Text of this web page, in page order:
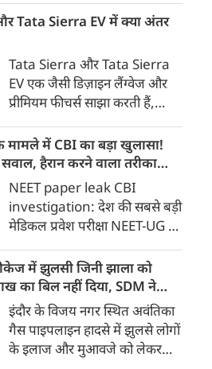
जुलाई को हम पर आंसू गैस के गोले
किया गया; जब हम तब नहीं डरे, तो
यह मामूली स्याही हमारा क्या बिगाड़
लेगी?
Tata Sierra EV में क्या अंतर
Tata Sierra और Tata Sierra
EV एक जैसी डिज़ाइन लैंग्वेज और
प्रीमियम फीचर्स साझा करती हैं,
खरीदारों की जरूरतों को पूरा करना
है। एक ओर Sierra पारंपरिक पेट्रोल
और डीज़ल पावरट्रेन के साथ आती है,
वहीं Sierra EV आधुनिक इलेक्ट्रिक
मोबिलिटी और नई तकनीकों पर
आधारित है।
मामले में CBI का बड़ा खुलासा!
हैरान करने वाला तरीका
NEET paper leak CBI
investigation: देश की सबसे बड़ी
मेडिकल प्रवेश परीक्षा NEET-UG के
ब्यूरो (CBI) की जांच जैसे-जैसे आगे
बढ़ रही है, चौंकाने वाले सच सामने
आ रहे हैं। अदालत में दाखिल की गई
सीबीआई की चार्जशीट और स्टेटस
रिपोर्ट के अनुसार, पेपर चोरी करने के
लिए किसी डिजिटल हैकिंग या
में झुलसी जिनी झाला को
का बिल नहीं दिया, SDM ने
माफी
इंदौर के विजय नगर स्थित अवंतिका
गैस पाइपलाइन हादसे में झुलसे लोगों
के इलाज और मुआवजे को लेकर